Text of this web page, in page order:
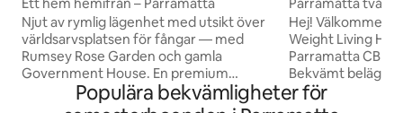
Njut av rymlig lägenhet med utsikt över
världsarvsplatsen för fångar — med
Rumsey Rose Garden och gamla
Government House. En premium
executive lägenhet lämplig för små
familjer, parkeringsplats och fullt
Hej! Välkommen
Weight Living
Parramatta CBD,
Bekvämt beläget:
landmärke, gå till
(Parramatta
Populära bekvämligheter för